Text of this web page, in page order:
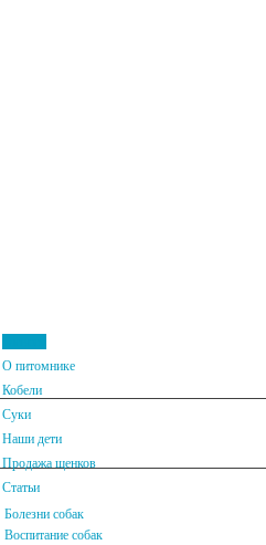
О питомнике
Кобели
Суки
Наши дети
Продажа щенков
Статьи
Болезни собак
Воспитание собак
Home